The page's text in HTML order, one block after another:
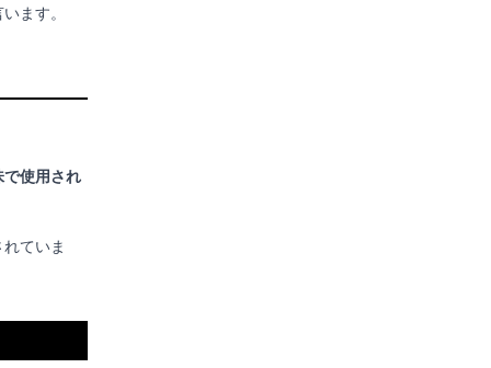
ます。
で使用され
ていま